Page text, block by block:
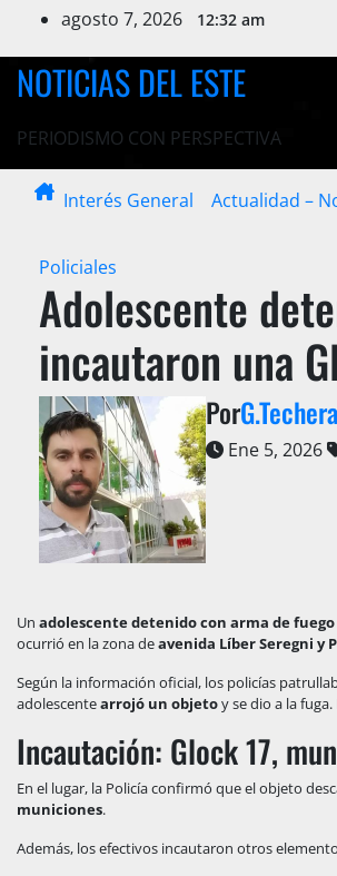
contenido
agosto 7, 2026 12:32 am
NOTICIAS DEL ESTE
PERIODISMO CON PERSPECTIVA
Interés General Actualidad –
Policiales
Adolescente
incautaron una
PorG.Techera
Ene 5, 2026
Un adolescente detenido con arma de
ocurrió en la zona deavenida Líber Seregni y
Según la información oficial, los policías
adolescentearrojó un objetoy se dio a la
Incautación: Glock 17,
En el lugar, la Policía confirmó que el objeto
municiones.
Además, los efectivos incautaron otros